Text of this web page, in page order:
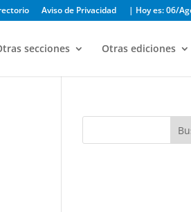
Aviso de Privacidad | Hoy es: 06/
secciones Otras ediciones